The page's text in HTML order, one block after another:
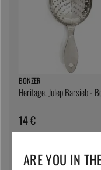
BONZER
Heritage, Julep Barsieb -
14 €
ARE YOU IN